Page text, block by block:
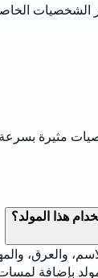
مثيرة
هذا المولد؟